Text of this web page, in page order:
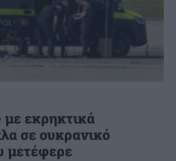
με εκρηκτικά
σε ουκρανικό
μετέφερε